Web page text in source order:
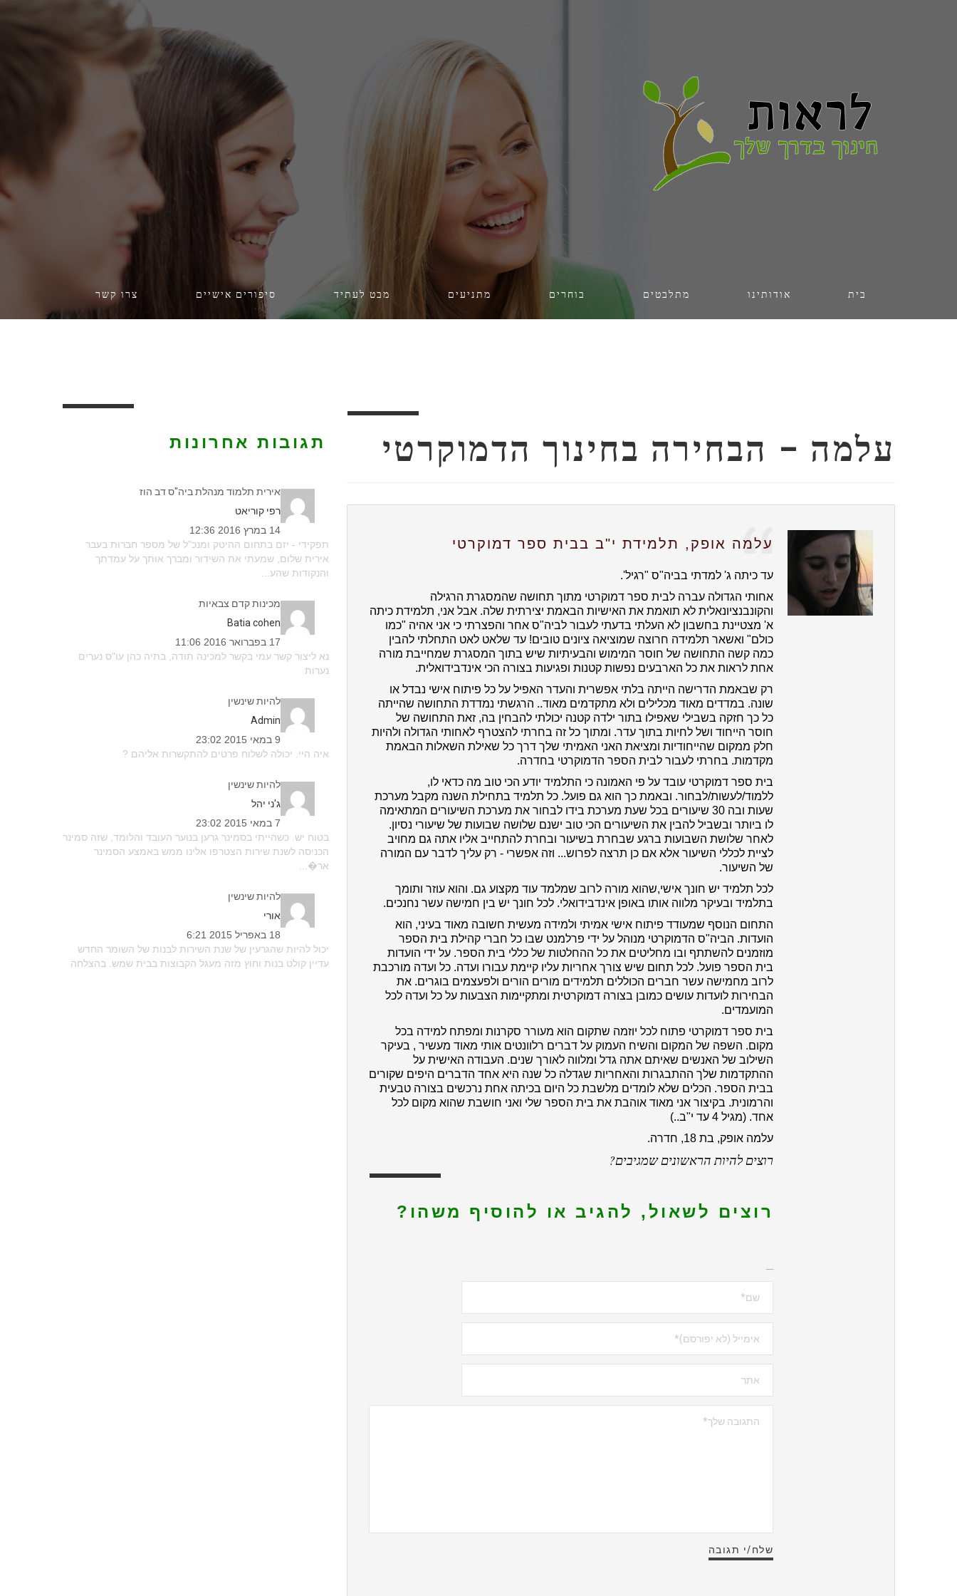
בית אודותינו מתלבטים בוחרים מתניעים מבט לעתיד סיפורים אישיים צרו קשר
עלמה – הבחירה בחינוך הדמוקרטי
עלמה אופק, תלמידת י"ב בבית ספר דמוקרטי
עד כיתה ג' למדתי בביה"ס "רגיל'.
אחותי הגדולה עברה לבית ספר דמוקרטי מתוך תחושה שהמסגרת הרגילה
והקונבנציונאלית לא תואמת את האישיות הבאמת יצירתית שלה. אבל אני, תלמידת כיתה
א' מצטיינת בחשבון לא העלתי בדעתי לעבור לביה"ס אחר והפצרתי כי אני אהיה "כמו
כולם" ואשאר תלמידה חרוצה שמוציאה ציונים טובים! עד שלאט לאט התחלתי להבין
כמה קשה התחושה של חוסר המימוש והבעיתיות שיש בתוך המסגרת שמחייבת מורה
אחת לראות את כל הארבעים נפשות קטנות ופגיעות בצורה הכי אינדבידואלית.
רק שבאמת הדרישה הייתה בלתי אפשרית והעדר האפיל על כל פיתוח אישי נבדל או
שונה. במדדים מאוד מכלילים ולא מתקדמים מאוד.. הרגשתי נמדדת התחושה שהייתה
כל כך חזקה בשבילי שאפילו בתור ילדה קטנה יכולתי להבחין בה, זאת התחושה של
חוסר הייחוד ושל לחיות בתוך עדר. ומתוך כל זה בחרתי להצטרף לאחותי הגדולה ולהיות
חלק ממקום שהייחודיות ומציאת האני האמיתי שלך דרך כל שאילת השאלות הבאמת
מקדמות. בחרתי לעבור לבית הספר הדמוקרטי בחדרה.
בית ספר דמוקרטי עובד על פי האמונה כי התלמיד יודע הכי טוב מה כדאי לו,
ללמוד/לעשות/לבחור. ובאמת כך הוא גם פועל. כל תלמיד בתחילת השנה מקבל מערכת
שעות ובה 30 שיעורים בכל שעת מערכת בידו לבחור את מערכת השיעורים המתאימה
לו ביותר ובשביל להבין את השיעורים הכי טוב ישנם שלושה שבועות של שיעורי נסיון.
לאחר שלושת השבועות ברגע שבחרת בשיעור ובחרת להתחייב אליו אתה גם מחויב
לציית לכללי השיעור אלא אם כן תרצה לפרוש... וזה אפשרי - רק עליך לדבר עם המורה
של השיעור.
לכל תלמיד יש חונך אישי,שהוא מורה לרוב שמלמד עוד מקצוע גם. והוא עוזר ותומך
בתלמיד ובעיקר מלווה אותו באופן אינדבידואלי. לכל חונך יש בין חמישה עשר נחנכים.
התחום הנוסף שמעודד פיתוח אישי אמיתי ולמידה מעשית חשובה מאוד בעיני, הוא
הועדות. הביה"ס הדמוקרטי מנוהל על ידי פרלמנט שבו כל חברי קהילת בית הספר
מוזמנים להשתתף ובו מחליטים את כל ההחלטות של כללי בית הספר. על ידי הועדות
בית הספר פועל. לכל תחום שיש צורך אחריות עליו קיימת עבורו ועדה. כל ועדה מורכבת
לרוב מחמישה עשר חברים הכוללים תלמידים מורים הורים ולפעצמים בוגרים. את
הבחירות לועדות עושים כמובן בצורה דמוקרטית ומתקיימות הצבעות על כל ועדה לכל
המועמדים.
בית ספר דמוקרטי פתוח לכל יוזמה שתקום הוא מעורר סקרנות ומפתח למידה בכל
מקום. השפה של המקום והשיח העמוק על דברים רלוונטים אותי מאוד מעשיר , בעיקר
השילוב של האנשים שאיתם אתה גדל ומלווה לאורך שנים. העבודה האישית על
ההתקדמות שלך ההתבגרות והאחריות שגדלה כל שנה היא אחד הדברים היפים שקורים
בבית הספר. הכלים שלא לומדים מלשבת כל היום בכיתה אחת נרכשים בצורה טבעית
והרמונית. בקיצור אני מאוד אוהבת את בית הספר שלי ואני חושבת שהוא מקום לכל
אחד. (מגיל 4 עד י"ב..)
עלמה אופק, בת 18, חדרה.
רוצים להיות הראשונים שמגיבים?
רוצים לשאול, להגיב או להוסיף משהו?
תגובות אחרונות
אירית תלמוד מנהלת ביה"ס דב הוז
רפי קוריאט
14 במרץ 2016 12:36
תפקידי - יזם בתחום ההיטק ומנכ"ל של מספר חברות בעבר
אירית שלום, שמעתי את השידור ומברך אותך על עמדתך
והנקודות שהע...
מכינות קדם צבאיות
batia cohen
17 בפברואר 2016 11:06
נא ליצור קשר עמי בקשר למכינה תודה, בתיה כהן עו"ס נערים
נערות
להיות שינשין
admin
9 במאי 2015 23:02
איה היי. יכולה לשלוח פרטים להתקשרות אליהם ?
להיות שינשין
ג'ני יהל
7 במאי 2015 23:02
בטוח יש. כשהייתי בסמינר גרען בנוער העובד והלומד, שזה סמינר
הכניסה לשנת שירות הצטרפו אלינו ממש באמצע הסמינר
אר�...
להיות שינשין
אורי
18 באפריל 2015 6:21
יכול להיות שהגרעין של שנת השירות לבנות של השומר החדש
עדיין קולט בנות וחוץ מזה מעגל הקבוצות בבית שמש. בהצלחה